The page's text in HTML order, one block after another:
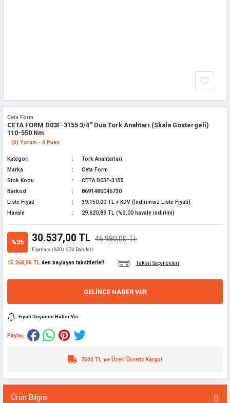
Ceta Form
CETA FORM D03F-3155 3/4'' Duo Tork Anahtarı (Skala Göstergeli)
110-550 Nm
(0) Yorum - 0 Puan
Kategori
Tork Anahtarları
Marka
Ceta Form
Stok Kodu
CETA.D03F-3155
Barkod
8691486046730
Liste Fiyatı
39.150,00 TL + KDV (İndirimsiz Liste Fiyatı)
Havale
29.620,89 TL (%3,00 havale indirimi)
%35 30.537,00 TL 46.980,00 TL
Fiyatlara (%20) KDV Dahildir
15.268,50 TL den başlayan taksitlerle!! Taksit Seçenekleri
GELINCE HABER VER
Fiyatı Düşünce Haber Ver
Paylaş
7500 TL ve Üzeri Ücretiz Kargo!
Ürün Bilgisi